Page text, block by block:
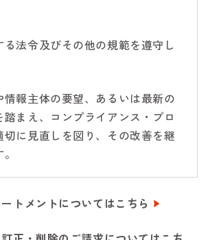
法令及びその他の規範を遵守し
報主体の要望、あるいは最新の
踏まえ、コンプライアンス・プロ
切に見直しを図り、その改善を継
トメントについてはこちら